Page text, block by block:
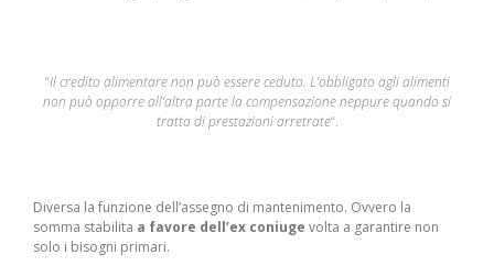
“Il credito alimentare non può essere ceduto. L’obbligato agli alimenti
non può opporre all’altra parte la compensazione neppure quando si
tratta di prestazioni arretrate“.
Diversa la funzione dell’assegno di mantenimento. Ovvero la
somma stabilita a favore dell’ex coniuge volta a garantire non
solo i bisogni primari.